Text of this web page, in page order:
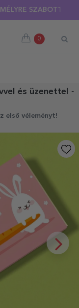
PÓLÓRA
0
és üzenettel -
első véleményt!